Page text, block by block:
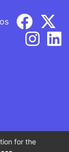
Educación
for the